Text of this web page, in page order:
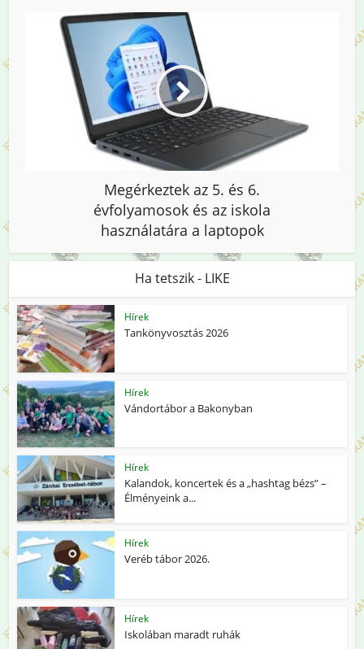
Megérkeztek az 5. és 6.
évfolyamosok és az iskola
használatára a laptopok
Ha tetszik - LIKE
Hírek
Tankönyvosztás 2026
Hírek
Vándortábor a Bakonyban
Hírek
Kalandok, koncertek és a „hashtag bézs” –
Élményeink a...
Hírek
Veréb tábor 2026.
Hírek
Iskolában maradt ruhák